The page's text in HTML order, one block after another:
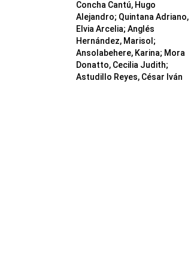
Concha Cantú, Hugo
Alejandro; Quintana Adriano,
Elvia Arcelia; Anglés
Hernández, Marisol ;
Ansolabehere, Karina; Mora
Donatto, Cecilia Judith;
Astudillo Reyes, César Iván